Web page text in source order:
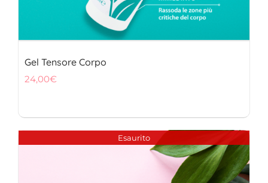
Gel Tensore Corpo
24,00€
Esaurito